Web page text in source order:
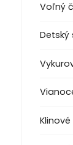
Voľný
Detský